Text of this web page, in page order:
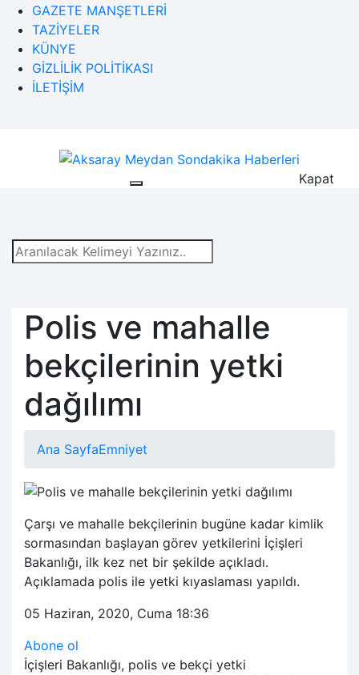
GAZETE MANŞETLERİ
TAZİYELER
KÜNYE
GIZLILIK POLITIKASI
İLETİŞİM
Kapat
Polis ve mahalle
bekçilerinin yetki
dağılımı
Ana SayfaEmniyet
Çarşı ve mahalle bekçilerinin bugüne kadar kimlik
sormasından başlayan görev yetkilerini İçişleri
Bakanlığı, ilk kez net bir şekilde açıkladı.
Açıklamada polis ile yetki kıyaslaması yapıldı.
05 Haziran, 2020, Cuma 18:36
Abone ol
İçişleri Bakanlığı, polis ve bekçi yetki